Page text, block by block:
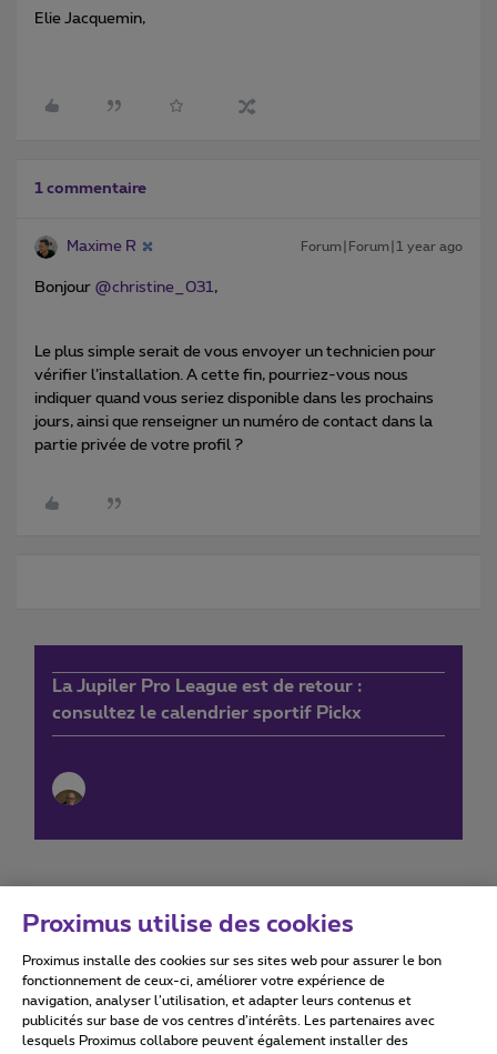
Elie Jacquemin,
1 commentaire
Maxime R Forum|Forum|1 year ago
Bonjour ​ @christine_031 ,
Le plus simple serait de vous envoyer un technicien pour
vérifier l’installation. A cette fin, pourriez-vous nous
indiquer quand vous seriez disponible dans les prochains
jours, ainsi que renseigner un numéro de contact dans la
partie privée de votre profil ?
La Jupiler Pro League est de retour :
consultez le calendrier sportif Pickx
Conditions d'utilisation Accessibility statement
Proximus utilise des cookies
Proximus installe des cookies sur ses sites web pour assurer le bon
fonctionnement de ceux-ci, améliorer votre expérience de
navigation, analyser l’utilisation, et adapter leurs contenus et
publicités sur base de vos centres d’intérêts. Les partenaires avec
lesquels Proximus collabore peuvent également installer des